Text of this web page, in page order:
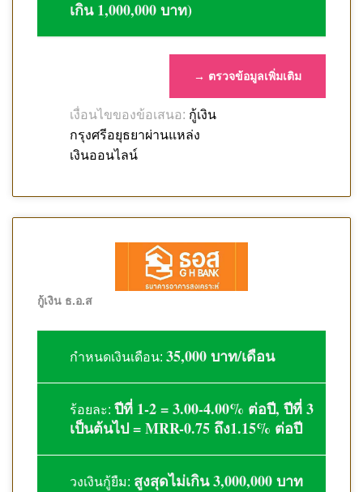
เกิน 1,000,000 บาท)
→ ตรวจข้อมูลเพิ่มเติม
เงื่อนไขของข้อเสนอ: กู้เงิน
กรุงศรีอยุธยาผ่านแหล่ง
เงินออนไลน์
กู้เงิน ธ.อ.ส
กำหนดเงินเดือน: 35,000 บาท/เดือน
ร้อยละ: ปีที่ 1-2 = 3.00-4.00% ต่อปี, ปีที่ 3
เป็นต้นไป = MRR-0.75 ถึง1.15% ต่อปี
วงเงินกู้ยืม: สูงสุดไม่เกิน 3,000,000 บาท